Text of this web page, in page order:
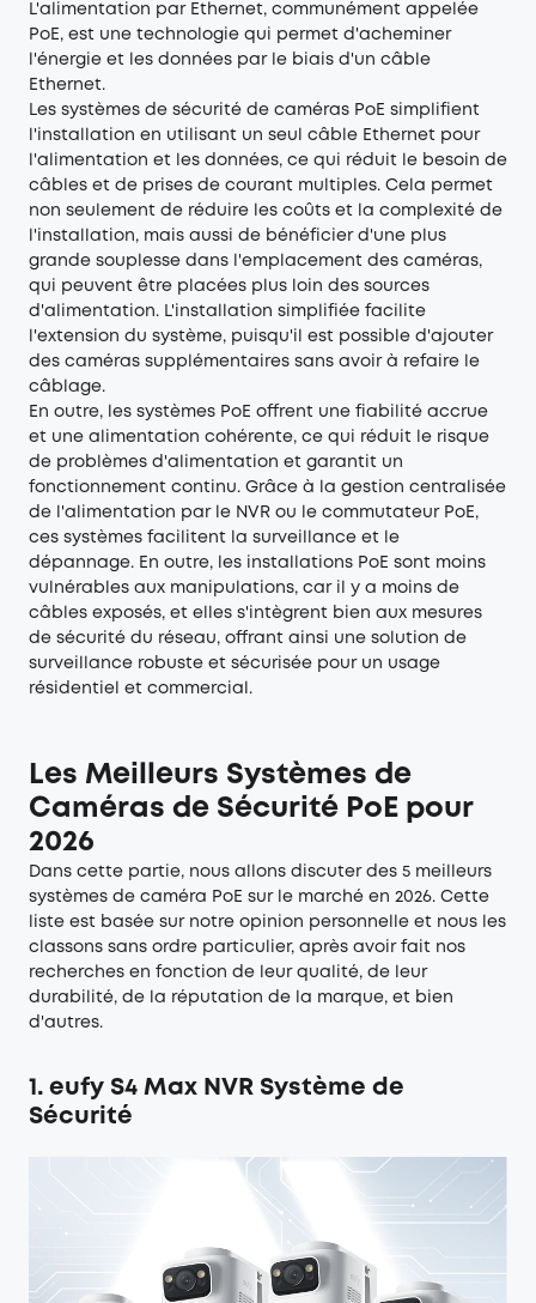
L'alimentation par Ethernet, communément appelée
PoE, est une technologie qui permet d'acheminer
l'énergie et les données par le biais d'un câble
Ethernet.
Les systèmes de sécurité de caméras PoE simplifient
l'installation en utilisant un seul câble Ethernet pour
l'alimentation et les données, ce qui réduit le besoin de
câbles et de prises de courant multiples. Cela permet
non seulement de réduire les coûts et la complexité de
l'installation, mais aussi de bénéficier d'une plus
grande souplesse dans l'emplacement des caméras,
qui peuvent être placées plus loin des sources
d'alimentation. L'installation simplifiée facilite
l'extension du système, puisqu'il est possible d'ajouter
des caméras supplémentaires sans avoir à refaire le
câblage.
En outre, les systèmes PoE offrent une fiabilité accrue
et une alimentation cohérente, ce qui réduit le risque
de problèmes d'alimentation et garantit un
fonctionnement continu. Grâce à la gestion centralisée
de l'alimentation par le NVR ou le commutateur PoE,
ces systèmes facilitent la surveillance et le
dépannage. En outre, les installations PoE sont moins
vulnérables aux manipulations, car il y a moins de
câbles exposés, et elles s'intègrent bien aux mesures
de sécurité du réseau, offrant ainsi une solution de
surveillance robuste et sécurisée pour un usage
résidentiel et commercial.
Les Meilleurs Systèmes de
Caméras de Sécurité PoE pour
2026
Dans cette partie, nous allons discuter des 5 meilleurs
systèmes de caméra PoE sur le marché en 2026. Cette
liste est basée sur notre opinion personnelle et nous les
classons sans ordre particulier, après avoir fait nos
recherches en fonction de leur qualité, de leur
durabilité, de la réputation de la marque, et bien
d'autres.
1. eufy S4 Max NVR Système de
Sécurité